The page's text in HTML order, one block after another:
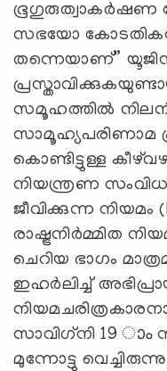
ഭൂഗുരുത്വാകര്‍ഷണ
സഭയോ
തന്നെയാണ്”
സമൂഹത്തില്‍
സാമൂഹ്യപരിണാമ
കൊണ്ടിട്ടുള്ള
നിയന്ത്രണ
ജീവിക്കുന്ന നിയമം
രാഷ്ട്രനിര്‍മ്മിത
ചെറിയ ഭാഗം
ഇഹര്‍ലിച്ച്
സാവിഗ്‌നി 19 ാം
മുന്നോട്ടു